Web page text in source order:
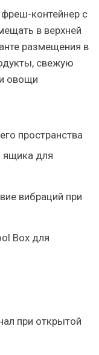
контейнер с
в верхней
размещения в
свежую
овощи
пространства
ящика для
вибраций при
Box для
при открытой